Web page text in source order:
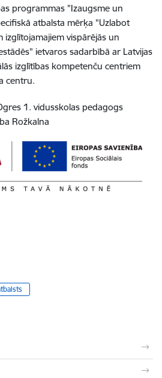
programmas "Izaugsme un
atbalsta mērķa "Uzlabot
izglītojamajiem vispārējās un
ietvaros sadarbībā ar Latvijas
izglītības kompetenču centriem
centru.
1. vidusskolas pedagogs
Rožkalna